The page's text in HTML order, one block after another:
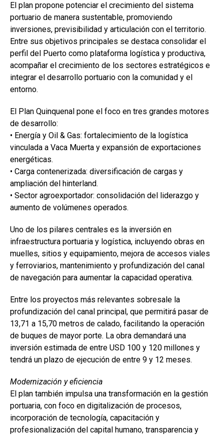
El plan propone potenciar el crecimiento del sistema
portuario de manera sustentable, promoviendo
inversiones, previsibilidad y articulación con el territorio.
Entre sus objetivos principales se destaca consolidar el
perfil del Puerto como plataforma logística y productiva,
acompañar el crecimiento de los sectores estratégicos e
integrar el desarrollo portuario con la comunidad y el
entorno.
El Plan Quinquenal pone el foco en tres grandes motores
de desarrollo:
• Energía y Oil & Gas: fortalecimiento de la logística
vinculada a Vaca Muerta y expansión de exportaciones
energéticas.
• Carga contenerizada: diversificación de cargas y
ampliación del hinterland.
• Sector agroexportador: consolidación del liderazgo y
aumento de volúmenes operados.
Uno de los pilares centrales es la inversión en
infraestructura portuaria y logística, incluyendo obras en
muelles, sitios y equipamiento, mejora de accesos viales
y ferroviarios, mantenimiento y profundización del canal
de navegación para aumentar la capacidad operativa.
Entre los proyectos más relevantes sobresale la
profundización del canal principal, que permitirá pasar de
13,71 a 15,70 metros de calado, facilitando la operación
de buques de mayor porte. La obra demandará una
inversión estimada de entre USD 100 y 120 millones y
tendrá un plazo de ejecución de entre 9 y 12 meses.
Modernización y eficiencia
El plan también impulsa una transformación en la gestión
portuaria, con foco en digitalización de procesos,
incorporación de tecnología, capacitación y
profesionalización del capital humano, transparencia y